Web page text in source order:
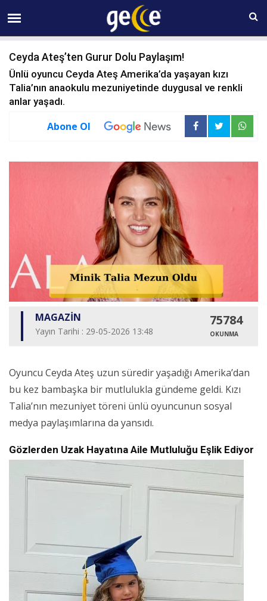
09 AĞUSTOS Pazar 10:01
Ceyda Ateş’ten Gurur Dolu Paylaşım!
Ünlü oyuncu Ceyda Ateş Amerika’da yaşayan kızı
Talia’nın anaokulu mezuniyetinde duygusal ve renkli
anlar yaşadı.
Abone Ol
MAGAZİN
Yayın Tarihi : 29-05-2026 13:48
75784
OKUNMA
Oyuncu Ceyda Ateş uzun süredir yaşadığı Amerika’dan
bu kez bambaşka bir mutlulukla gündeme geldi. Kızı
Talia’nın mezuniyet töreni ünlü oyuncunun sosyal
medya paylaşımlarına da yansıdı.
Gözlerden Uzak Hayatına Aile Mutluluğu Eşlik Ediyor